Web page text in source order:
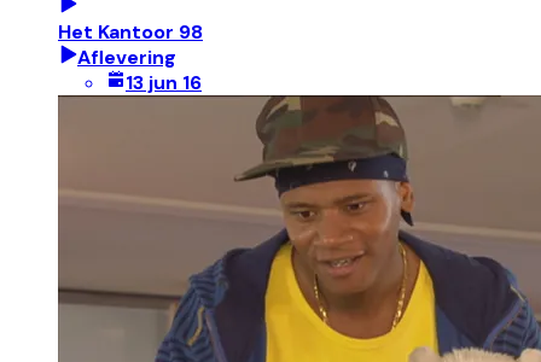
Het Kantoor 98
Aflevering
13 jun 16